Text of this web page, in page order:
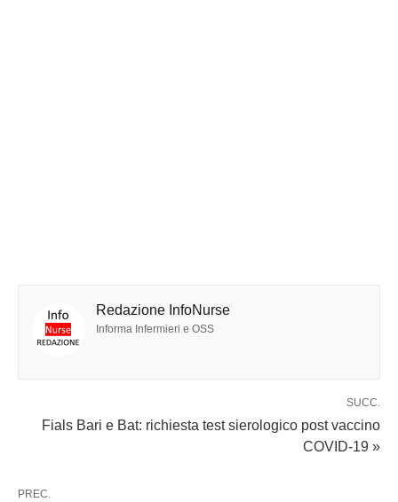
Redazione InfoNurse
Informa Infermieri e OSS
SUCC.
Fials Bari e Bat: richiesta test sierologico post vaccino
COVID-19 »
PREC.